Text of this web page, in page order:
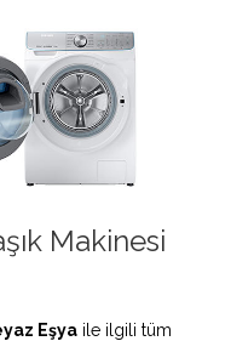
Makinesi
Eşya ile ilgili tüm